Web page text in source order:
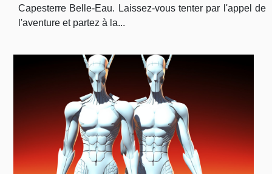
Capesterre Belle-Eau. Laissez-vous tenter par l'appel de
l'aventure et partez à la...